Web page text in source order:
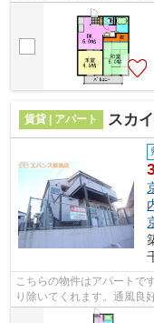
ト満載のメゾンヒルズ。物
賃貸 | アパート スカ
こちらの物件はアパートで
り除いてくれます。通風良
す。ぜひ一度見ていただき